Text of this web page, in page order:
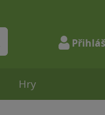
Hry